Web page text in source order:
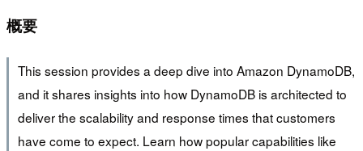
概要
This session provides a deep dive into Amazon DynamoDB,
and it shares insights into how DynamoDB is architected to
deliver the scalability and response times that customers
have come to expect. Learn how popular capabilities like